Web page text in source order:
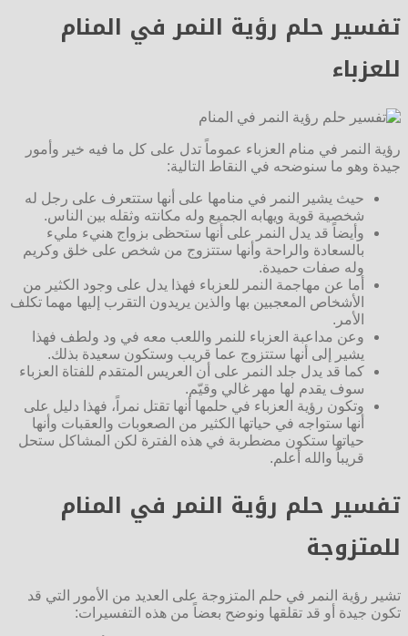
تفسير حلم رؤية النمر في المنام
للعزباء
رؤية النمر في منام العزباء عموماً تدل على كل ما فيه خير وأمور
جيدة وهو ما سنوضحه في النقاط التالية:
حيث يشير النمر في منامها على أنها ستتعرف على رجل له
شخصية قوية ويهابه الجميع وله مكانته وثقله بين الناس.
وأيضاً قد يدل النمر على أنها ستحظى بزواج هنيء مليء
بالسعادة والراحة وأنها ستتزوج من شخص على خلق وكريم
وله صفات حميدة.
أما عن مهاجمة النمر للعزباء فهذا يدل على وجود الكثير من
الأشخاص المعجبين بها والذين يريدون التقرب إليها مهما تكلف
الأمر.
وعن مداعبة العزباء للنمر واللعب معه في ود ولطف فهذا
يشير إلى أنها ستتزوج عما قريب وستكون سعيدة بذلك.
كما قد يدل جلد النمر على أن العريس المتقدم للفتاة العزباء
سوف يقدم لها مهر غالي وقيّم.
وتكون رؤية العزباء في حلمها أنها تقتل نمراً، فهذا دليل على
أنها ستواجه في حياتها الكثير من الصعوبات والعقبات وأنها
حياتها ستكون مضطربة في هذه الفترة لكن المشاكل ستحل
قريباً والله أعلم.
تفسير حلم رؤية النمر في المنام
للمتزوجة
تشير رؤية النمر في حلم المتزوجة على العديد من الأمور التي قد
تكون جيدة أو قد تقلقها ونوضح بعضاً من هذه التفسيرات: